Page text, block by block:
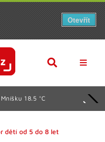
Z
18.5 °C
dětí od 5 do 8 let
Otevřít